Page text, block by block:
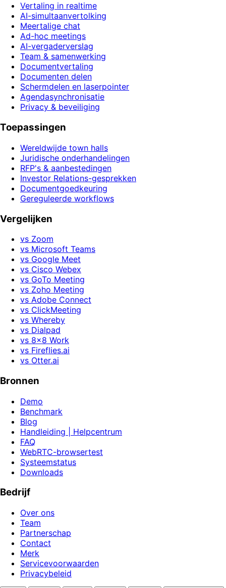
Vertaling in realtime
AI-simultaanvertolking
Meertalige chat
Ad-hoc meetings
AI-vergaderverslag
Team & samenwerking
Documentvertaling
Documenten delen
Schermdelen en laserpointer
Agendasynchronisatie
Privacy & beveiliging
Toepassingen
Wereldwijde town halls
Juridische onderhandelingen
RFP's & aanbestedingen
Investor Relations-gesprekken
Documentgoedkeuring
Gereguleerde workflows
Vergelijken
vs Zoom
vs Microsoft Teams
vs Google Meet
vs Cisco Webex
vs GoTo Meeting
vs Zoho Meeting
vs Adobe Connect
vs ClickMeeting
vs Whereby
vs Dialpad
vs 8x8 Work
vs Fireflies.ai
vs Otter.ai
Bronnen
Demo
Benchmark
Blog
Handleiding | Helpcentrum
FAQ
WebRTC-browsertest
Systeemstatus
Downloads
Bedrijf
Over ons
Team
Partnerschap
Contact
Merk
Servicevoorwaarden
Privacybeleid